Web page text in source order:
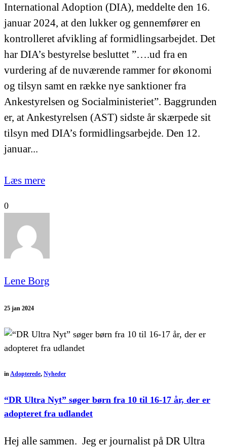
International Adoption (DIA), meddelte den 16.
januar 2024, at den lukker og gennemfører en
kontrolleret afvikling af formidlingsarbejdet. Det
har DIA’s bestyrelse besluttet ”….ud fra en
vurdering af de nuværende rammer for økonomi
og tilsyn samt en række nye sanktioner fra
Ankestyrelsen og Socialministeriet”. Baggrunden
er, at Ankestyrelsen (AST) sidste år skærpede sit
tilsyn med DIA’s formidlingsarbejde. Den 12.
januar...
Læs mere
0
Lene Borg
25 jan 2024
inAdopterede, Nyheder
“DR Ultra Nyt” søger børn fra 10 til 16-17 år, der er
adopteret fra udlandet
Hej alle sammen. Jeg er journalist på DR Ultra